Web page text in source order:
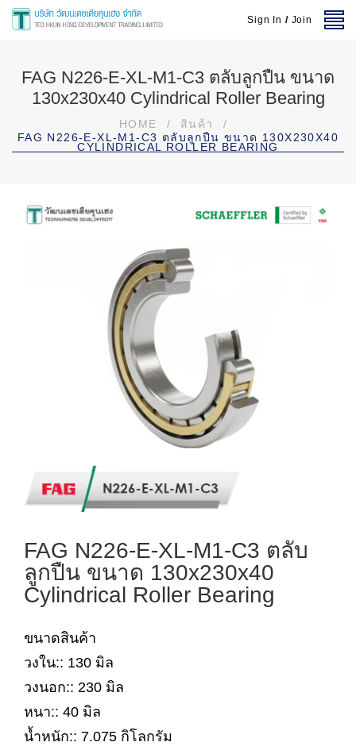
Sign In / Join
FAG N226-E-XL-M1-C3 ตลับลูกปืน ขนาด
130x230x40 Cylindrical Roller Bearing
HOME / สินค้า
/
FAG N226-E-XL-M1-C3 ตลับลูกปืน ขนาด 130X230X40
CYLINDRICAL ROLLER BEARING
FAG N226-E-XL-M1-C3 ตลับ
ลูกปืน ขนาด 130x230x40
Cylindrical Roller Bearing
ขนาดสินค้า
วงใน:: 130 มิล
วงนอก:: 230 มิล
หนา:: 40 มิล
น้ำหนัก:: 7.075 กิโลกรัม